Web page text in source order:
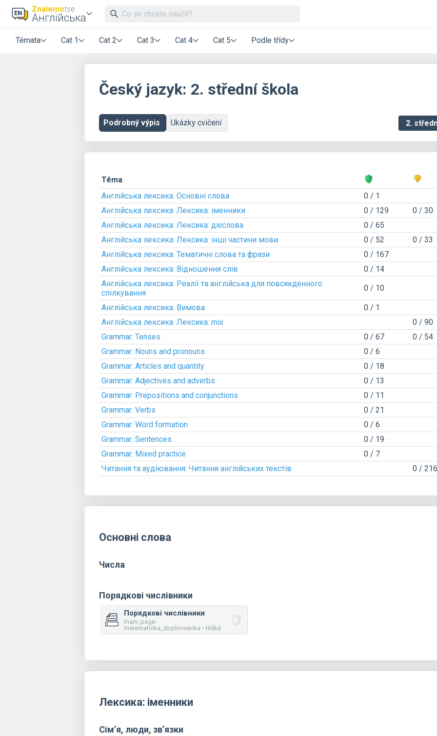
Znaiemotse
Англійська
Témata Cat 1 Cat 2 Cat 3 Cat 4 Cat 5 Podle třídy
Český jazyk: 2. střední škola
Podrobný výpis Ukázky cvičení
Téma
Англійська лексика: Основні слова
0 / 1
Англійська лексика: Лексика: іменники
0 / 129
0 / 30
Англійська лексика: Лексика: дієслова
0 / 65
Англійська лексика: Лексика: інші частини мови
0 / 52
0 / 33
Англійська лексика: Тематичні слова та фрази
0 / 167
Англійська лексика: Відношення слів
0 / 14
Англійська лексика: Реалії та англійська для повсякденного
спілкування
0 / 10
Англійська лексика: Вимова
0 / 1
Англійська лексика: Лексика: mix
0 / 90
Grammar: Tenses
0 / 67
0 / 54
Grammar: Nouns and pronouns
0 / 6
Grammar: Articles and quantity
0 / 18
Grammar: Adjectives and adverbs
0 / 13
Grammar: Prepositions and conjunctions
0 / 11
Grammar: Verbs
0 / 21
Grammar: Word formation
0 / 6
Grammar: Sentences
0 / 19
Grammar: Mixed practice
0 / 7
Читання та аудіювання: Читання англійських текстів
0 / 216
Основні слова
Числа
Порядкові числівники
Порядкові числівники
main_page-
matematicka_doplnovacka • těžké
Лексика: іменники
Сім’я, люди, зв’язки